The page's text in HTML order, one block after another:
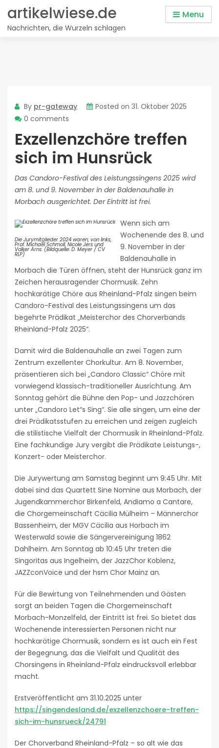
content
artikelwiese.de
Nachrichten, die Wurzeln schlagen
Menu
By pr-gateway Posted on 31. Oktober 2025
0 comments
Exzellenzchöre treffen
sich im Hunsrück
Das Candoro-Festival des Leistungssingens 2025 wird
am 8. und 9. November in der Baldenauhalle in
Morbach ausgerichtet. Der Eintritt ist frei.
Die Jurymitglieder 2024 waren, von links,
Prof. Michael Schmoll, Nicole Jers und
Volker Arns. (Bildquelle: D. Meyer / CV
RLP)
Wenn sich am
Wochenende des 8. und
9. November in der
Baldenauhalle in
Morbach die Türen öffnen, steht der Hunsrück ganz im
Zeichen herausragender Chormusik. Zehn
hochkarätige Chöre aus Rheinland-Pfalz singen beim
Candoro-Festival des Leistungssingens um das
begehrte Prädikat „Meisterchor des Chorverbands
Rheinland-Pfalz 2025“.
Damit wird die Baldenauhalle an zwei Tagen zum
Zentrum exzellenter Chorkultur. Am 8. November,
präsentieren sich bei „Candoro Classic“ Chöre mit
vorwiegend klassisch-traditioneller Ausrichtung. Am
Sonntag gehört die Bühne den Pop- und Jazzchören
unter „Candoro Let“s Sing“. Sie alle singen, um eine der
drei Prädikatsstufen zu erreichen und zeigen zugleich
die stilistische Vielfalt der Chormusik in Rheinland-Pfalz.
Eine fachkundige Jury vergibt die Prädikate Leistungs-,
Konzert- oder Meisterchor.
Die Jurywertung am Samstag beginnt um 9:45 Uhr. Mit
dabei sind das Quartett Sine Nomine aus Morbach, der
Jugendkammerchor Birkenfeld, Andiamo a Cantare,
die Chorgemeinschaft Cäcilia Mülheim – Männerchor
Bassenheim, der MGV Cäcilia aus Horbach im
Westerwald sowie die Sängervereinigung 1862
Dahlheim. Am Sonntag ab 10:45 Uhr treten die
Singoritas aus Ingelheim, der JazzChor Koblenz,
JAZZconVoice und der hsm Chor Mainz an.
Für die Bewirtung von Teilnehmenden und Gästen
sorgt an beiden Tagen die Chorgemeinschaft
Morbach-Monzelfeld, der Eintritt ist frei. So bietet das
Wochenende interessierten Personen nicht nur
hochkarätige Chormusik, sondern es ist auch ein Fest
der Begegnung, das die Vielfalt und Qualität des
Chorsingens in Rheinland-Pfalz eindrucksvoll erlebbar
macht.
Erstveröffentlicht am 31.10.2025 unter
https://singendesland.de/exzellenzchoere-treffen-
sich-im-hunsrueck/24791
Der Chorverband Rheinland-Pfalz – so alt wie das